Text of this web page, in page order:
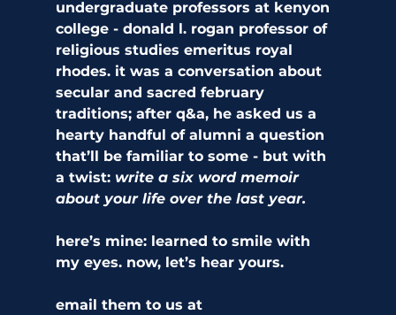
undergraduate professors at kenyon
college - donald l. rogan professor of
religious studies emeritus royal
rhodes. it was a conversation about
secular and sacred february
traditions; after q&a, he asked us a
hearty handful of alumni a question
that’ll be familiar to some - but with
a twist: write a six word memoir
about your life over the last year.
here’s mine: learned to smile with
my eyes. now, let’s hear yours.
email them to us at